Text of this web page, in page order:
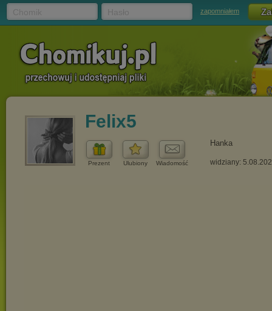
zapomniałem
Felix5
Prezent Ulubiony Wiadomość
Hanka
widziany: